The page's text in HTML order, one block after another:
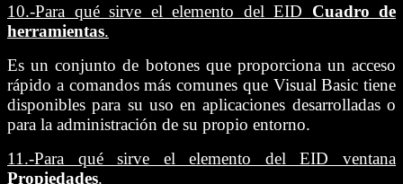
10.-Para qué sirve el elemento del EID Cuadro de
herramientas.
Es un conjunto de botones que proporciona un acceso
rápido a comandos más comunes que Visual Basic tiene
disponibles para su uso en aplicaciones desarrolladas o
para la administración de su propio entorno.
11.-Para qué sirve el elemento del EID ventana
Propiedades.